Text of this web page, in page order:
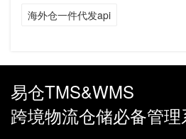
海外仓一件代发api
易仓TMS&WMS
跨境物流仓储必备管